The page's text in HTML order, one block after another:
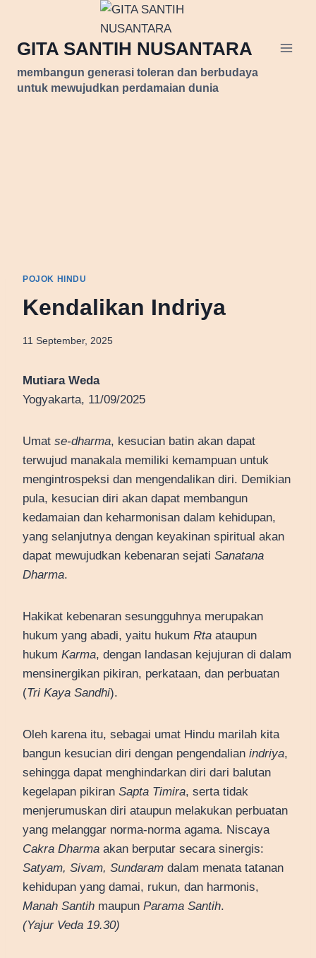
contentGITA SANTIH NUSANTARA
membangun generasi toleran dan berbudaya
untuk mewujudkan perdamaian dunia
POJOK HINDU
Kendalikan Indriya
11 September, 2025
Mutiara Weda
Yogyakarta, 11/09/2025
Umat se-dharma, kesucian batin akan dapat
terwujud manakala memiliki kemampuan untuk
mengintrospeksi dan mengendalikan diri. Demikian
pula, kesucian diri akan dapat membangun
kedamaian dan keharmonisan dalam kehidupan,
yang selanjutnya dengan keyakinan spiritual akan
dapat mewujudkan kebenaran sejati Sanatana
Dharma.
Hakikat kebenaran sesungguhnya merupakan
hukum yang abadi, yaitu hukum Rta ataupun
hukum Karma, dengan landasan kejujuran di dalam
mensinergikan pikiran, perkataan, dan perbuatan
(Tri Kaya Sandhi).
Oleh karena itu, sebagai umat Hindu marilah kita
bangun kesucian diri dengan pengendalian indriya,
sehingga dapat menghindarkan diri dari balutan
kegelapan pikiran Sapta Timira, serta tidak
menjerumuskan diri ataupun melakukan perbuatan
yang melanggar norma-norma agama. Niscaya
Cakra Dharma akan berputar secara sinergis:
Satyam, Sivam, Sundaram dalam menata tatanan
kehidupan yang damai, rukun, dan harmonis,
Manah Santih maupun Parama Santih.
(Yajur Veda 19.30)